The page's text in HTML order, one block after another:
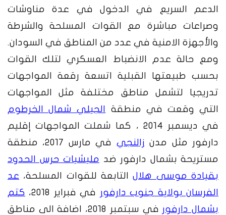
الدعم السريع في الدخول في عدة مناوشات
وصراعات مباشرة مع القوات المسلحة والشرطة
والأجهزة الامنية في عدد من المناطق في السودان.
ومع حالة عدم الانضباط العسكري لتلك القوات
بحسب طبيعتها القبلية اتسعة رقعة المواجهات
تدريجيا لتشمل مناطق مختلفة مثل المواجهات
التي وقعت في منطقة
الجيلي شمال الخرطوم
في ديسمبر 2014 ، كما شملت المواجهات إقليم
دارفور مثل مدن زالنجي
في مارس 2017، منطقة
مستريحة بشمال دارفور ضد مليشيات حرس الحدود
بقيادة موسى هلال
التابعة للقوات المسلحة، عد
الفرسان بولاية جنوب دارفور في فبراير 2018،
كتم
بشمال دارفور
في سبتمبر 2018، اضافة الى مناطق